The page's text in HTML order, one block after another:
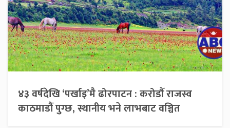
४३ वर्षदेखि ‘पर्खाइ’मै ढोरपाटन : करोडौँ राजस्व
काठमाडौं पुग्छ, स्थानीय भने लाभबाट वञ्चित